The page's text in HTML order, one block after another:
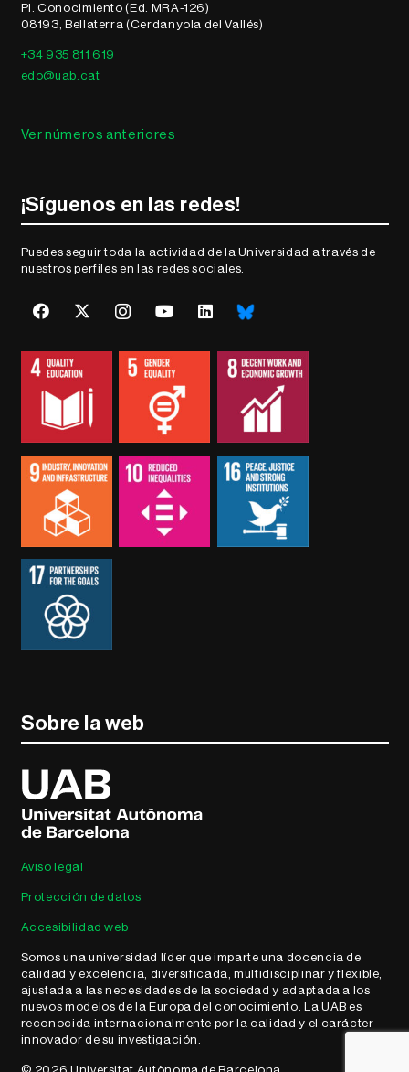
Pl. Conocimiento (Ed. MRA-126)
08193, Bellaterra (Cerdanyola del Vallés)
+34 935 811 619
edo@uab.cat
Ver números anteriores
¡Síguenos en las redes!
Puedes seguir toda la actividad de la Universidad a través de
nuestros perfiles en las redes sociales.
Sobre la web
Aviso legal
Protección de datos
Accesibilidad web
Somos una universidad líder que imparte una docencia de
calidad y excelencia, diversificada, multidisciplinar y flexible,
ajustada a las necesidades de la sociedad y adaptada a los
nuevos modelos de la Europa del conocimiento. La UAB es
reconocida internacionalmente por la calidad y el carácter
innovador de su investigación.